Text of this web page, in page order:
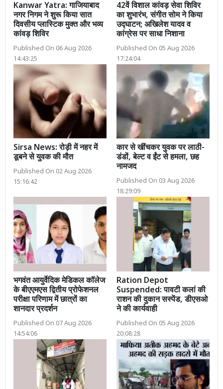
Kanwar Yatra: गाजियाबाद
नगर निगम ने शुरू किया सात
दिवसीय प्लास्टिक मुक्त और भव्य
कांवड़ शिविर
Published On 06 Aug 2026
14:43:25
42वें विशाल कांवड़ सेवा शिविर
का शुभारंभ, संगीत सोम ने किया
उद्घाटन; अखिलेश यादव व
कांग्रेस पर साधा निशाना
Published On 05 Aug 2026
17:24:04
Sirsa News: रोड़ी में नहर में
डूबने से युवक की मौत
Published On 02 Aug 2026
15:16:42
कार से खींचकर युवक पर लाठी-
डंडों, बेल्ट व ईंट से हमला, छह
नामजद
Published On 03 Aug 2026
18:29:09
भगवंत आयुर्वेदिक मेडिकल कॉलेज
के बीएएमएस द्वितीय प्रोफेशनल
परीक्षा परिणाम में छात्रों का
शानदार प्रदर्शन
Published On 07 Aug 2026
14:54:06
Ration Depot
Suspended: पावटी कलां की
राशन की दुकान सस्पेंड, डीएसओ
ने की कार्यवाही
Published On 05 Aug 2026
20:08:28